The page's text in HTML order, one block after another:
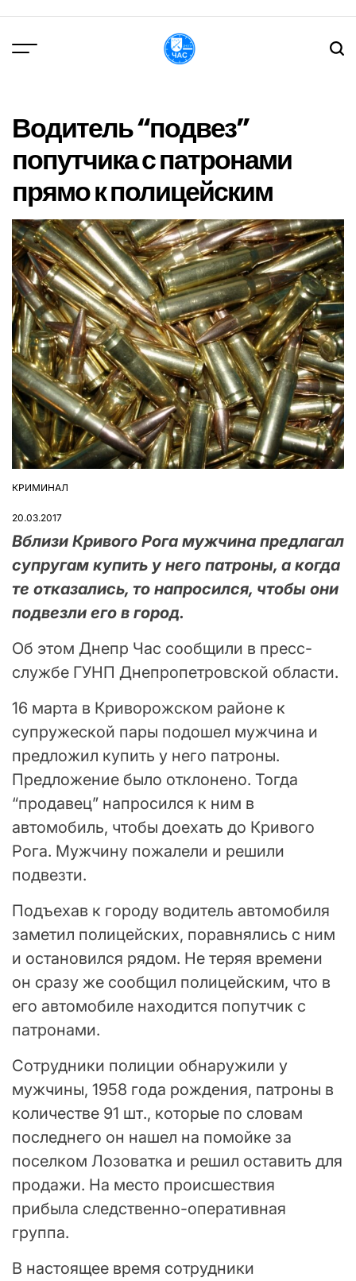
вмісту
Водитель “подвез”
попутчика с патронами
прямо к полицейским
ОПУБЛІКУВАТИ
КРИМИНАЛ
20.03.2017
Вблизи Кривого Рога мужчина предлагал
супругам купить у него патроны, а когда
те отказались, то напросился, чтобы они
подвезли его в город.
Об этом Днепр Час сообщили в пресс-
службе ГУНП Днепропетровской области.
16 марта в Криворожском районе к
супружеской пары подошел мужчина и
предложил купить у него патроны.
Предложение было отклонено. Тогда
“продавец” напросился к ним в
автомобиль, чтобы доехать до Кривого
Рога. Мужчину пожалели и решили
подвезти.
Подъехав к городу водитель автомобиля
заметил полицейских, поравнялись с ним
и остановился рядом. Не теряя времени
он сразу же сообщил полицейским, что в
его автомобиле находится попутчик с
патронами.
Сотрудники полиции обнаружили у
мужчины, 1958 года рождения, патроны в
количестве 91 шт., которые по словам
последнего он нашел на помойке за
поселком Лозоватка и решил оставить для
продажи. На место происшествия
прибыла следственно-оперативная
группа.
В настоящее время сотрудники